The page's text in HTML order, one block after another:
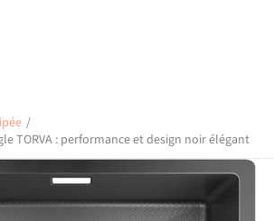
TORVA : performance et design noir élégant